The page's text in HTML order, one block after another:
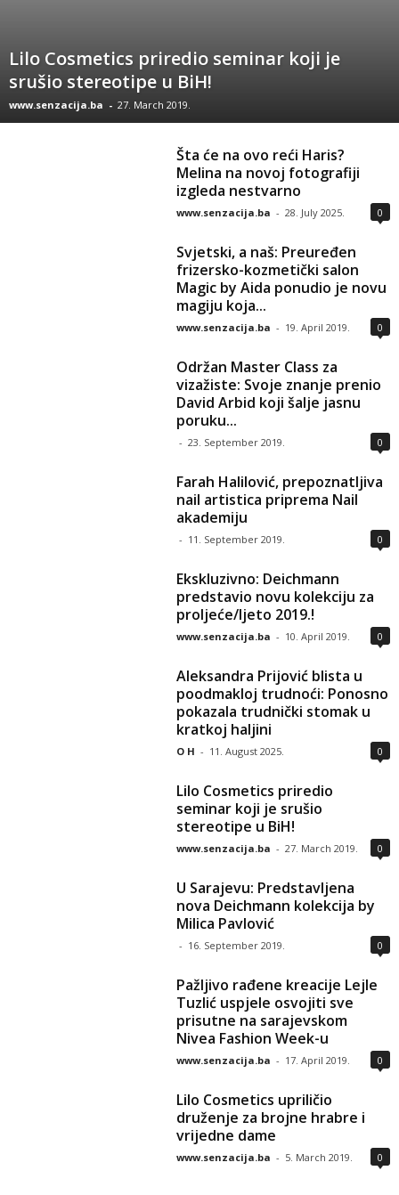
Lilo Cosmetics priredio seminar koji je
srušio stereotipe u BiH!
www.senzacija.ba - 27. March 2019.
Šta će na ovo reći Haris?
Melina na novoj fotografiji
izgleda nestvarno
www.senzacija.ba - 28. July 2025. 0
Svjetski, a naš: Preuređen
frizersko-kozmetički salon
Magic by Aida ponudio je novu
magiju koja...
www.senzacija.ba - 19. April 2019. 0
Održan Master Class za
vizažiste: Svoje znanje prenio
David Arbid koji šalje jasnu
poruku...
- 23. September 2019. 0
Farah Halilović, prepoznatljiva
nail artistica priprema Nail
akademiju
- 11. September 2019. 0
Ekskluzivno: Deichmann
predstavio novu kolekciju za
proljeće/ljeto 2019.!
www.senzacija.ba - 10. April 2019. 0
Aleksandra Prijović blista u
poodmakloj trudnoći: Ponosno
pokazala trudnički stomak u
kratkoj haljini
O H - 11. August 2025. 0
Lilo Cosmetics priredio
seminar koji je srušio
stereotipe u BiH!
www.senzacija.ba - 27. March 2019. 0
U Sarajevu: Predstavljena
nova Deichmann kolekcija by
Milica Pavlović
- 16. September 2019. 0
Pažljivo rađene kreacije Lejle
Tuzlić uspjele osvojiti sve
prisutne na sarajevskom
Nivea Fashion Week-u
www.senzacija.ba - 17. April 2019. 0
Lilo Cosmetics upriličio
druženje za brojne hrabre i
vrijedne dame
www.senzacija.ba - 5. March 2019. 0